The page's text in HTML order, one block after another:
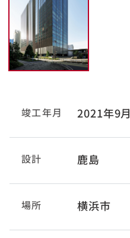
竣工年月 2021年9月
設計 鹿島
場所 横浜市